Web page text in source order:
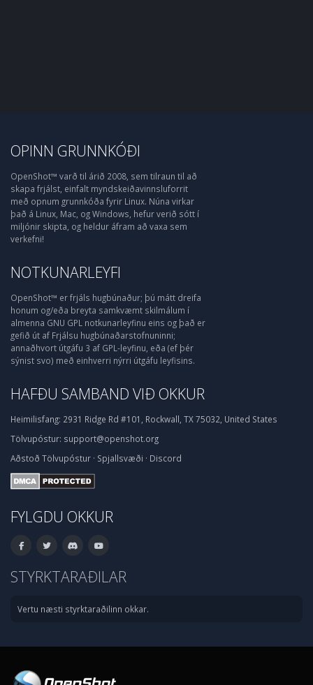
OPINN GRUNNKÓÐI
OpenShot™ varð til árið 2008, sem tilraun til að
skapa frjálst, einfalt myndskeiðavinnsluforrit
með opnum grunnkóða fyrir Linux. Núna virkar
það á Linux, Mac, og Windows, hefur verið sótt í
miljónir skipta, og heldur áfram að vaxa sem
verkefni!
NOTKUNARLEYFI
OpenShot™ er frjáls hugbúnaður; þú mátt dreifa
honum og/eða breyta samkvæmt skilmálum í
almenna GNU GPL notkunarleyfinu eins og það er
gefið út af Frjálsu hugbúnaðarstofnuninni;
annaðhvort útgáfu 3 af GPL-leyfinu, eða (ef þér
sýnist svo) með einhverri nýrri útgáfu leyfisins.
HAFÐU SAMBAND VIÐ OKKUR
Heimilisfang: 2931 Ridge Rd #101, Rockwall, TX 75032, United States
Tölvupóstur: support@openshot.org
Aðstoð Tölvupóstur · Spjallsvæði · Discord
FYLGDU OKKUR
STYRKTARAÐILAR
Vertu næsti styrktaraðilinn okkar.